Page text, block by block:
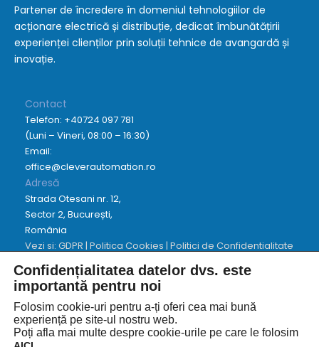
Partener de încredere în domeniul tehnologiilor de
acționare electrică și distribuție, dedicat îmbunătățirii
experienței clienților prin soluții tehnice de avangardă și
inovație.
Contact
Telefon: +40724 097 781
(Luni – Vineri, 08:00 – 16:30)
Email:
office@cleverautomation.ro
Adresă
Strada Otesani nr. 12,
Sector 2, București,
România
Vezi si: GDPR | Politica Cookies | Politici de Confidentialitate
Copyright © 2026
Confidențialitatea datelor dvs. este
importantă pentru noi
Folosim cookie-uri pentru a-ți oferi cea mai bună
experiență pe site-ul nostru web.
Poți afla mai multe despre cookie-urile pe care le folosim